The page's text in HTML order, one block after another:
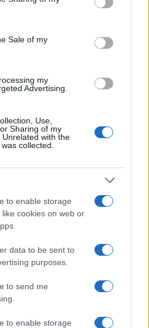
and its third-party tags to
purposes in below Google
Sale of my
my
Advertising.
Use,
Sharing of my
with the
collected.
to enable storage
cookies on web or
data to be sent to
purposes.
to send me
to enable storage